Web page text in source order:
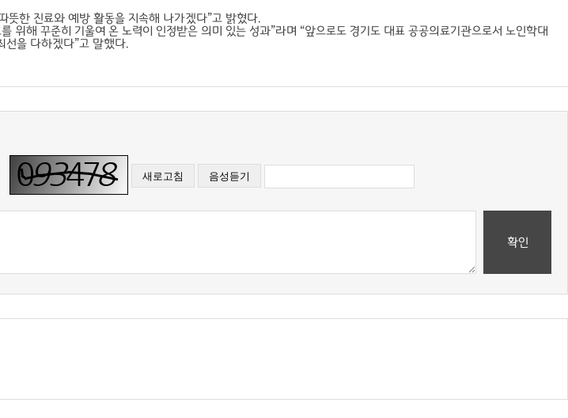
뜻한 진료와 예방 활동을 지속해 나가겠다”고 밝혔다.
해 꾸준히 기울여 온 노력이 인정받은 의미 있는 성과”라며 “앞으로도 경기도 대표 공공의료기관으로서 노인학대
선을 다하겠다”고 말했다.
확인